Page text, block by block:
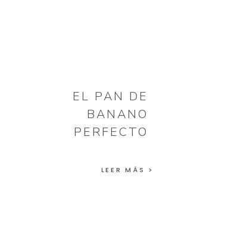
EL PAN DE
BANANO
PERFECTO
LEER MÁS >